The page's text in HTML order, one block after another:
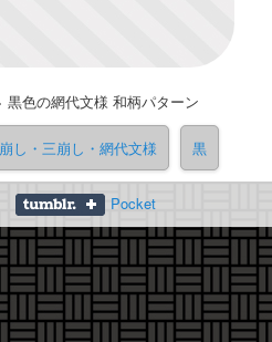
黒色の網代文様 和柄パターン
し・三崩し・網代文様 黒
Pocket